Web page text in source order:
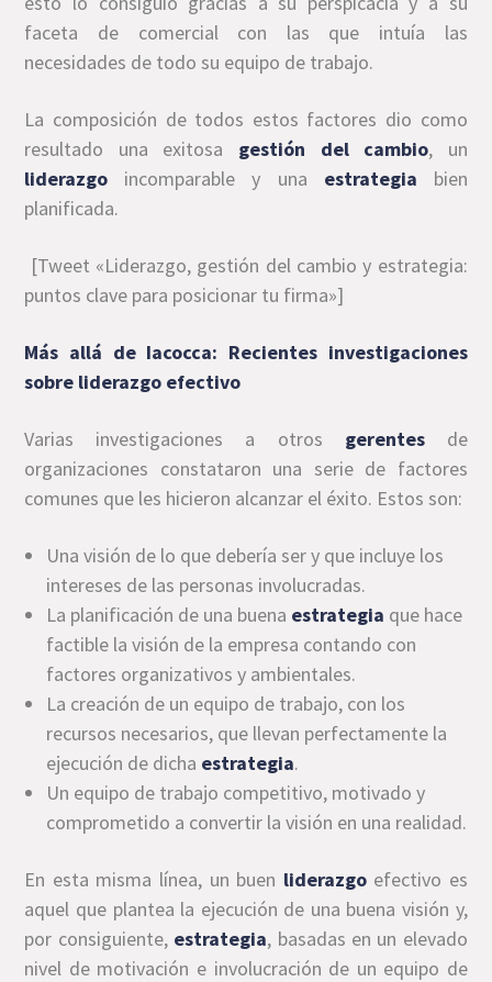
faceta de comercial con las que intuía las
necesidades de todo su equipo de trabajo.
La composición de todos estos factores dio como
resultado una exitosa gestión del cambio, un
liderazgo incomparable y una estrategia bien
planificada.
[Tweet «Liderazgo, gestión del cambio y estrategia:
puntos clave para posicionar tu firma»]
Más allá de Iacocca: Recientes investigaciones
sobre liderazgo efectivo
Varias investigaciones a otros gerentesde
organizaciones constataron una serie de factores
comunes que les hicieron alcanzar el éxito. Estos son:
Una visión de lo que debería ser y que incluye los
intereses de las personas involucradas.
La planificación de una buena estrategia que hace
factible la visión de la empresa contando con
factores organizativos y ambientales.
La creación de un equipo de trabajo, con los
recursos necesarios, que llevan perfectamente la
ejecución de dicha estrategia.
Un equipo de trabajo competitivo, motivado y
comprometido a convertir la visión en una realidad.
En esta misma línea, un buen liderazgoefectivo es
aquel que plantea la ejecución de una buena visión y,
por consiguiente, estrategia, basadas en un elevado
nivel de motivación e involucración de un equipo de